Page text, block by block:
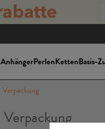
AnhängerPerlenKettenBasis-
Verpackung
Verpackung